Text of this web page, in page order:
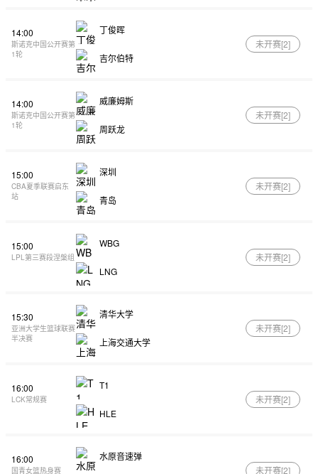
14:00
斯诺克中国公开赛第
1轮
丁俊晖
吉尔伯特
未开赛[2]
14:00
斯诺克中国公开赛第
1轮
威廉姆斯
周跃龙
未开赛[2]
15:00
CBA夏季联赛启东
站
深圳
青岛
未开赛[2]
15:00
LPL第三赛段涅槃组
WBG
LNG
未开赛[2]
15:30
亚洲大学生篮球联赛
半决赛
清华大学
上海交通大学
未开赛[2]
16:00
LCK常规赛
T1
HLE
未开赛[2]
16:00
国青女篮热身赛
水原音速弹
未开赛[2]